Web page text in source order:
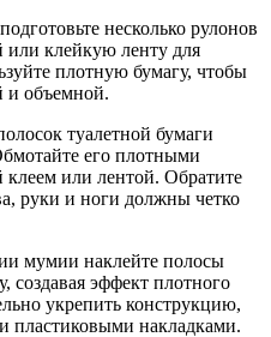
несколько рулонов
или клейкую ленту для
плотную бумагу, чтобы
и объемной.
туалетной бумаги
его плотными
или лентой. Обратите
руки и ноги должны четко
мумии наклейте полосы
создавая эффект плотного
укрепить конструкцию,
пластиковыми накладками.